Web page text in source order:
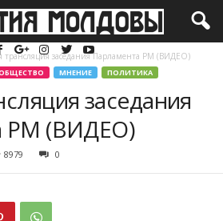
трансляция заседания Парламента РМ (ВИДЕО)
МНЕНИЕ ПОЛИТИКА
заседания
РМ (ВИДЕО)
8979 0